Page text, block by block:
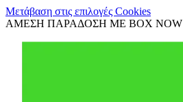
Μετάβαση στις επιλογές Cookies
ΑΜΕΣΗ ΠΑΡΑΔΟΣΗ ΜΕ BOX NOW